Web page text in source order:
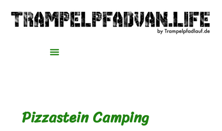
Inhalt
springen
Pizzastein Camping